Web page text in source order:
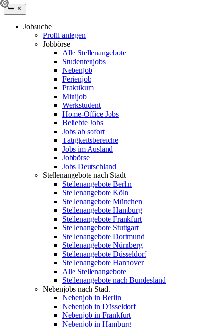
Jobsuche
Profil anlegen
Jobbörse
Alle Stellenangebote
Studentenjobs
Nebenjob
Ferienjob
Praktikum
Minijob
Werkstudent
Home-Office Jobs
Beliebte Jobs
Jobs ab sofort
Tätigkeitsbereiche
Jobs im Ausland
Jobbörse
Jobs Deutschland
Stellenangebote nach Stadt
Stellenangebote Berlin
Stellenangebote Köln
Stellenangebote München
Stellenangebote Hamburg
Stellenangebote Frankfurt
Stellenangebote Stuttgart
Stellenangebote Dortmund
Stellenangebote Nürnberg
Stellenangebote Düsseldorf
Stellenangebote Hannover
Alle Stellenangebote
Stellenangebote nach Bundesland
Nebenjobs nach Stadt
Nebenjob in Berlin
Nebenjob in Düsseldorf
Nebenjob in Frankfurt
Nebenjob in Hamburg